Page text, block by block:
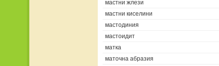
мастни жлези
мастни киселини
мастодиния
мастоидит
матка
маточна абразия